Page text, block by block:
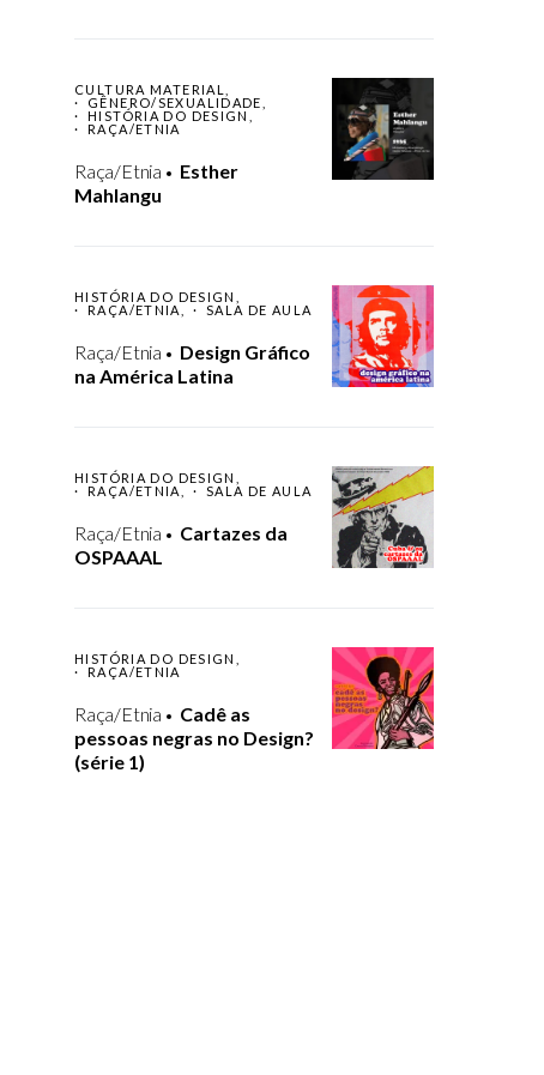
CULTURA MATERIAL
GÊNERO/SEXUALIDADE
HISTÓRIA DO DESIGN
RAÇA/ETNIA
Raça/Etnia
Esther
Mahlangu
HISTÓRIA DO DESIGN
RAÇA/ETNIA
SALA DE AULA
Raça/Etnia
Design Gráfico
na América Latina
HISTÓRIA DO DESIGN
RAÇA/ETNIA
SALA DE AULA
Raça/Etnia
Cartazes da
OSPAAAL
HISTÓRIA DO DESIGN
RAÇA/ETNIA
Raça/Etnia
Cadê as
pessoas negras no Design?
(série 1)